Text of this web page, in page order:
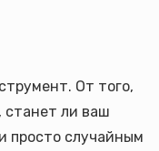
От того,
станет ли ваш
просто случайным